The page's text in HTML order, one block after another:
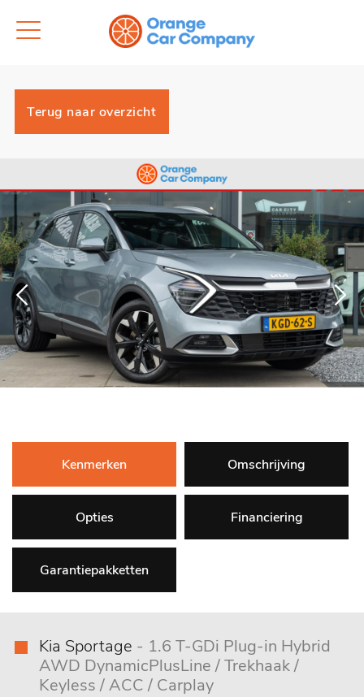
Terug naar overzicht
Kenmerken Omschrijving
Opties Financiering
Garantiepakketten
Kia Sportage - 1.6 T-GDi Plug-in Hybrid
AWD DynamicPlusLine / Trekhaak /
Keyless / ACC / Carplay